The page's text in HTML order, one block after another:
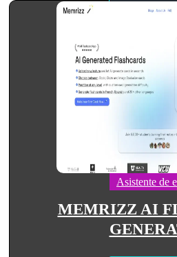
Asistente de
MEMRIZZ AI